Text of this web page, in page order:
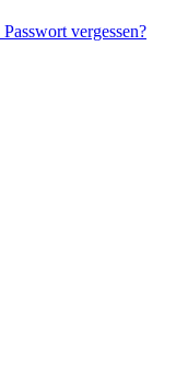
Passwort vergessen?